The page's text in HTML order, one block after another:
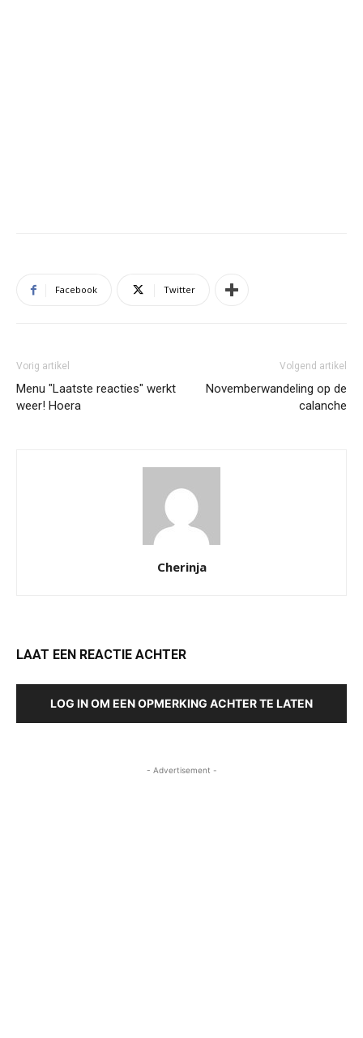
Facebook Twitter
Vorig artikel
Menu "Laatste reacties" werkt
weer! Hoera
Volgend artikel
Novemberwandeling op de
calanche
Cherinja
LAAT EEN REACTIE ACHTER
LOG IN OM EEN OPMERKING ACHTER TE LATEN
- Advertisement -